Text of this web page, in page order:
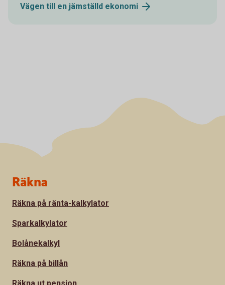
Vägen till en jämställd ekonomi
Sidfot
Räkna
Räkna på ränta-kalkylator
Sparkalkylator
Bolånekalkyl
Räkna på billån